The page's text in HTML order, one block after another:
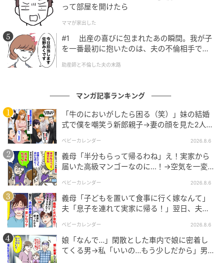
出典：select.mamastar.jp
これ見よがしに食べる夫に、「目の前で食べられたら
いい気はしない」と伝えると、「それなら自分は一
生、家で乳製品を食べられないのか」と反論。ナオさ
んにとっては、配慮を求めることが極端な要求として
受け取られたことにも、深いショックを受けます。
エピソード3：＜何もない母の日＞「寂しい
し、嬉しい」子どもの成長を感じて……
って部屋を開けたら
ママが家出した
#1 出産の喜びに包まれたあの瞬間。我が子
を一番最初に抱いたのは、夫の不倫相手でし
助産師と不倫した夫の末路
マンガ記事ランキング
「牛のにおいがしたら困る（笑）」妹の結婚
式で僕を嘲笑う新郎親子→妻の顔を見た2人が
ベビーカレンダー 2026.8.6
義母「半分もらって帰るわね」え！実家から
届いた高級マンゴーなのに…！→空気を一変
ベビーカレンダー 2026.8.6
義母「子どもを置いて食事に行く嫁なんて」
夫「息子を連れて実家に帰る！」翌日、夫が
ベビーカレンダー 2026.8.6
娘「なんで…」閑散とした車内で娘に密着し
てくる男→私「いいの…もう少しだから」男